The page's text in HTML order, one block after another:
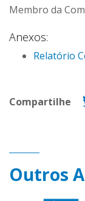
Membro da
Anexos:
Relatório
Compartilhe
Outros